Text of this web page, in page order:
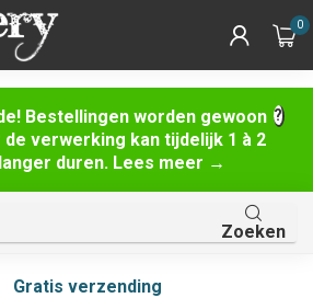
Bestellingen worden gewoon
verwerking kan tijdelijk 1 à 2
duren. Lees meer →
0
Zoeken
Gratis verzending